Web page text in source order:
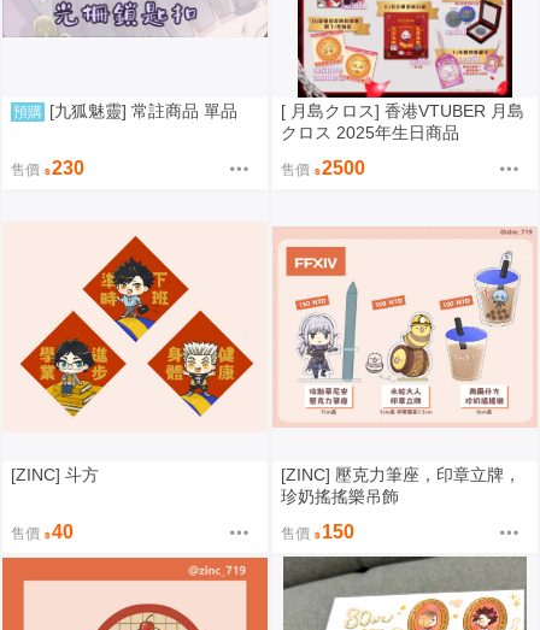
預購 [九狐魅靈] 常註商品 單品
售價 230
[ 月島クロス] 香港VTUBER 月島
クロス 2025年生日商品
售價 2500
[ZINC] 斗方
售價 40
[ZINC] 壓克力筆座，印章立牌，
珍奶搖搖樂吊飾
售價 150